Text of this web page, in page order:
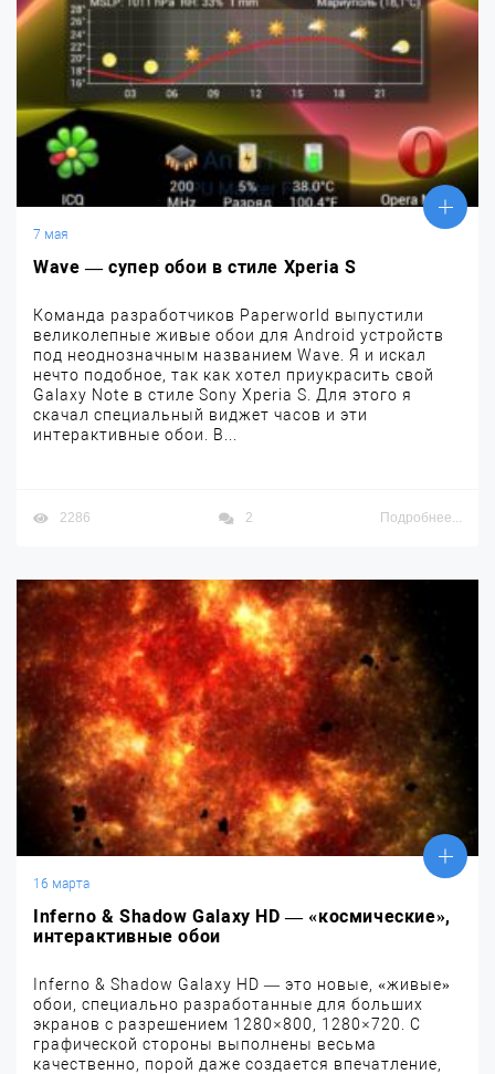
7 мая
Wave — супер обои в стиле Xperia S
Команда разработчиков Paperworld выпустили
великолепные живые обои для Android устройств
под неоднозначным названием Wave. Я и искал
нечто подобное, так как хотел приукрасить свой
Galaxy Note в стиле Sony Xperia S. Для этого я
скачал специальный виджет часов и эти
интерактивные обои. В...
2286 2 Подробнее...
16 марта
Inferno & Shadow Galaxy HD — «космические»,
интерактивные обои
Inferno & Shadow Galaxy HD — это новые, «живые»
обои, специально разработанные для больших
экранов с разрешением 1280×800, 1280×720. С
графической стороны выполнены весьма
качественно, порой даже создается впечатление,